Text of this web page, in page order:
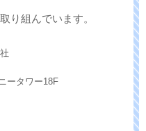
り組んでいます。
ータワー18F